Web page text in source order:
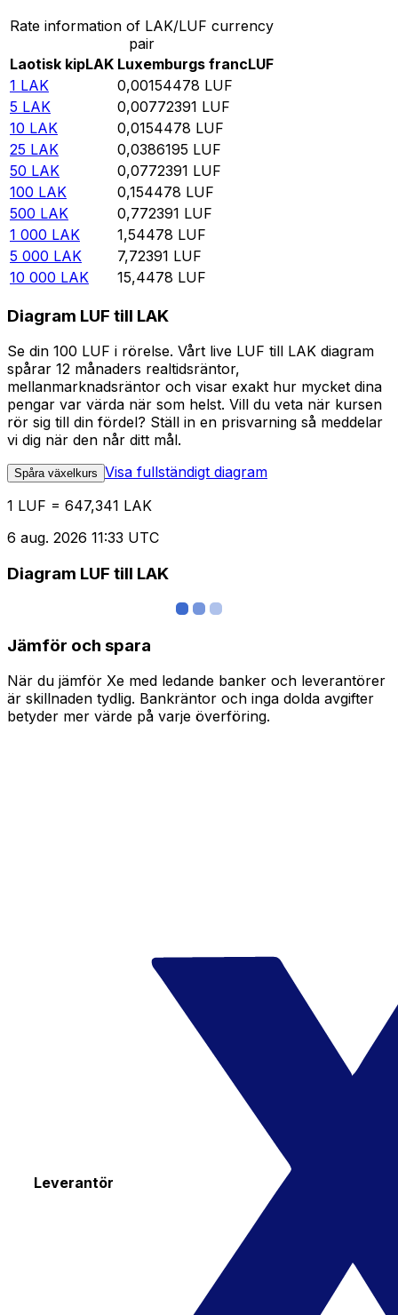
Rate information of LAK/LUF currency
pair
Laotisk kipLAK Luxemburgs francLUF
1 LAK 0,00154478 LUF
5 LAK 0,00772391 LUF
10 LAK 0,0154478 LUF
25 LAK 0,0386195 LUF
50 LAK 0,0772391 LUF
100 LAK 0,154478 LUF
500 LAK 0,772391 LUF
1 000 LAK 1,54478 LUF
5 000 LAK 7,72391 LUF
10 000 LAK 15,4478 LUF
Diagram LUF till LAK
Se din 100 LUF i rörelse. Vårt live LUF till LAK diagram
spårar 12 månaders realtidsräntor,
mellanmarknadsräntor och visar exakt hur mycket dina
pengar var värda när som helst. Vill du veta när kursen
rör sig till din fördel? Ställ in en prisvarning så meddelar
vi dig när den når ditt mål.
Spåra växelkurs Visa fullständigt diagram
1 LUF = 647,341 LAK
6 aug. 2026 11:33 UTC
Diagram LUF till LAK
Jämför och spara
När du jämför Xe med ledande banker och leverantörer
är skillnaden tydlig. Bankräntor och inga dolda avgifter
betyder mer värde på varje överföring.
Leverantör